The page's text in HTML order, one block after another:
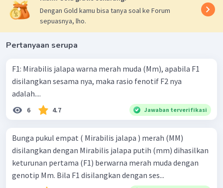
Dengan Gold kamu bisa tanya soal ke Forum
sepuasnya, lho.
Pertanyaan serupa
F1: Mirabilis jalapa warna merah muda (Mm), apabila F1
disilangkan sesama nya, maka rasio fenotif F2 nya
adalah....
6 4.7 Jawaban terverifikasi
Bunga pukul empat ( Mirabilis jalapa ) merah (MM)
disilangkan dengan Mirabilis jalapa putih (mm) dihasilkan
keturunan pertama (F1) berwarna merah muda dengan
genotip Mm. Bila F1 disilangkan dengan ses...